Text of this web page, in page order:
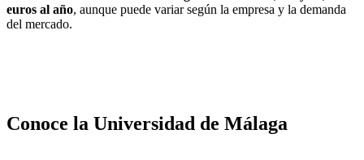
euros al año, aunque puede variar según la empresa y la demanda
del mercado.
Conoce la Universidad de Málaga